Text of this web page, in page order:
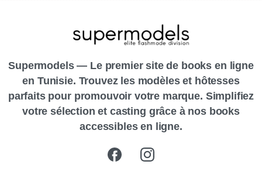
Supermodels — Le premier site de books en ligne
en Tunisie. Trouvez les modèles et hôtesses
parfaits pour promouvoir votre marque. Simplifiez
votre sélection et casting grâce à nos books
accessibles en ligne.